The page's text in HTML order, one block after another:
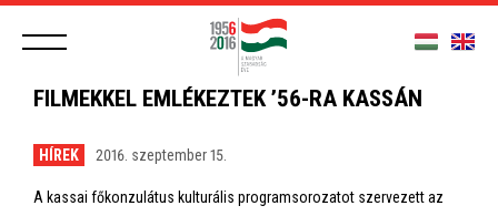
FILMEKKEL EMLÉKEZTEK ’56-RA KASSÁN
HÍREK 2016. szeptember 15.
A kassai főkonzulátus kulturális programsorozatot szervezett az